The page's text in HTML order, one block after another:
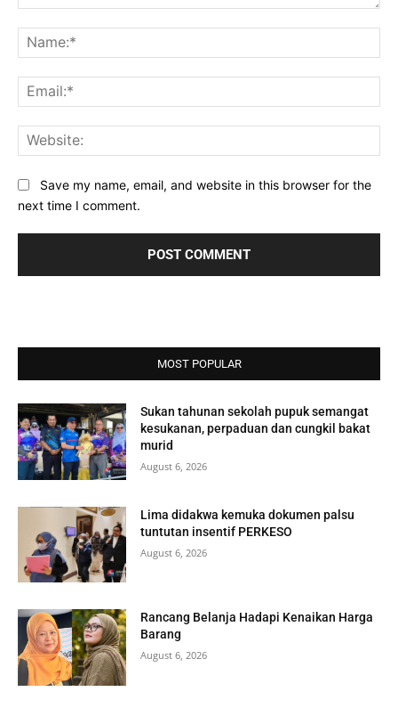
Save my name, email, and website in this browser for the
next time I comment.
MOST POPULAR
Sukan tahunan sekolah pupuk semangat
kesukanan, perpaduan dan cungkil bakat
murid
August 6, 2026
Lima didakwa kemuka dokumen palsu
tuntutan insentif PERKESO
August 6, 2026
Rancang Belanja Hadapi Kenaikan Harga
Barang
August 6, 2026